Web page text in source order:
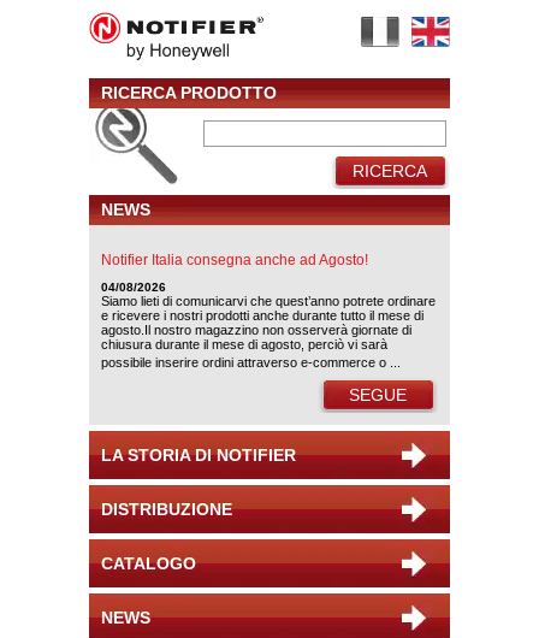
RICERCA PRODOTTO
RICERCA
NEWS
Notifier Italia consegna anche ad Agosto!
04/08/2026
Siamo lieti di comunicarvi che quest’anno potrete ordinare
e ricevere i nostri prodotti anche durante tutto il mese di
agosto.Il nostro magazzino non osserverà giornate di
chiusura durante il mese di agosto, perciò vi sarà
possibile inserire ordini attraverso e-commerce o ...
SEGUE
LA STORIA DI NOTIFIER
DISTRIBUZIONE
CATALOGO
NEWS